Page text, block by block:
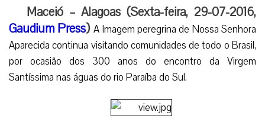
Maceió – Alagoas (Sexta-feira, 29-07-2016,
Gaudium Press) A Imagem peregrina de Nossa Senhora
Aparecida continua visitando comunidades de todo o Brasil,
por ocasião dos 300 anos do encontro da Virgem
Santíssima nas águas do rio Paraíba do Sul.